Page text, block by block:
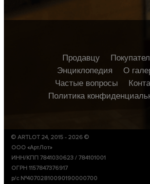
Продавцу
Энциклопедия
О
Частые вопросы
Политика
© ARTLOT 24, 2015 - 2026 ©
ООО «АртЛот»
ИНН/КПП 7841030623 / 784101001
ОГРН 1157847376917
р/с №40702810090190000700